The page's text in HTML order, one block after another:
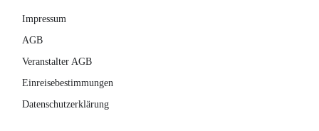
Impressum
AGB
Veranstalter AGB
Einreisebestimmungen
Datenschutzerklärung